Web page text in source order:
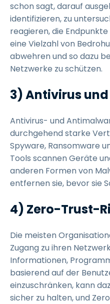
schon sagt, darauf
identifizieren, zu
reagieren, die
eine Vielzahl von
abwehren und so dazu
Netzwerke zu schützen.
3) Antivirus
Antivirus- und
durchgehend starke
Spyware, Ransomware
Tools scannen Geräte
anderen Formen von
entfernen sie, bevor sie
4) Zero-Trust-
Die meisten
Zugang zu ihren
Informationen,
basierend auf der
einzuschränken, kann
sicher zu halten, und